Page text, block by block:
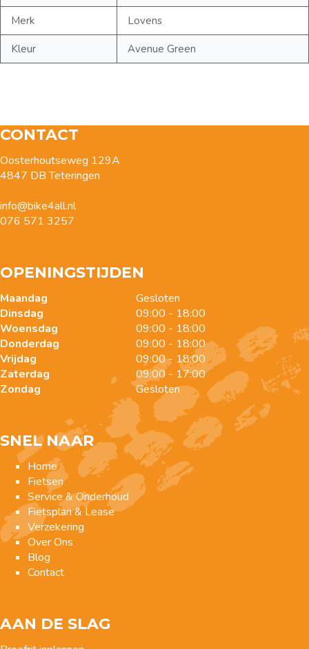
Merk Lovens
Kleur Avenue Green
CONTACT
Oosterhoutseweg 129A
4847 DB Teteringen
info@bike4all.nl
076 571 3257
OPENINGSTIJDEN
Maandag
Dinsdag
Woensdag
Donderdag
Vrijdag
Zaterdag
Zondag
Gesloten
09:00 - 18:00
09:00 - 18:00
09:00 - 18:00
09:00 - 18:00
09:00 - 17:00
Gesloten
SNEL NAAR
Home
Fietsen
Service & Onderhoud
Fietsplan & Lease
Verzekering
Over Ons
Blog
Contact
AAN DE SLAG